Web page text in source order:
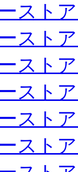
スト
スト
スト
スト
スト
スト